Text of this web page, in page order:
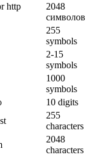
http
2048
символов
255
symbols
2-15
symbols
1000
symbols
10 digits
255
characters
2048
characters